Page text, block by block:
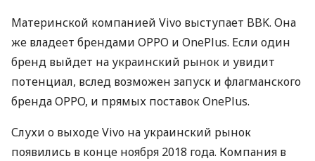
Материнской компанией Vivo выступает BBK. Она
же владеет брендами OPPO и OnePlus. Если один
бренд выйдет на украинский рынок и увидит
потенциал, вслед возможен запуск и флагманского
брендаOPPO, и прямых поставок OnePlus.
Слухи о выходе Vivo на украинский рынок
появились в конце ноября 2018 года. Компания в